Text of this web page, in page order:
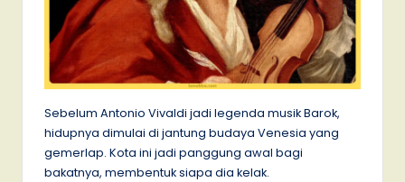
Sebelum Antonio Vivaldi jadi legenda musik Barok,
hidupnya dimulai di jantung budaya Venesia yang
gemerlap. Kota ini jadi panggung awal bagi
bakatnya, membentuk siapa dia kelak.